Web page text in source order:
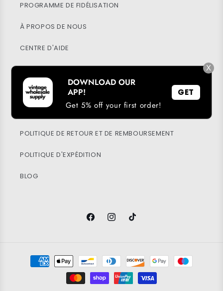
PROGRAMME DE FIDÉLISATION
À PROPOS DE NOUS
CENTRE D'AIDE
MON COMPTE
DURABILITÉ
POLITIQUE DE CONFIDENTIALITÉ
POLITIQUE DE RETOUR ET DE REMBOURSEMENT
POLITIQUE D'EXPÉDITION
BLOG
FacebookInstagramTikTok
Modes
X
DOWNLOAD OUR
APP!
Get 5% off your first order!
GET